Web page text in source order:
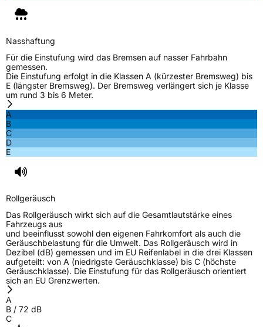
Nasshaftung
Für die Einstufung wird das Bremsen auf nasser Fahrbahn
gemessen.
Die Einstufung erfolgt in die Klassen A (kürzester Bremsweg) bis
E (längster Bremsweg). Der Bremsweg verlängert sich je Klasse
um rund 3 bis 6 Meter.
A
B
C
D
E
Rollgeräusch
Das Rollgeräusch wirkt sich auf die Gesamtlautstärke eines
Fahrzeugs aus
und beeinflusst sowohl den eigenen Fahrkomfort als auch die
Geräuschbelastung für die Umwelt. Das Rollgeräusch wird in
Dezibel (dB) gemessen und im EU Reifenlabel in die drei Klassen
aufgeteilt: von A (niedrigste Geräuschklasse) bis C (höchste
Geräuschklasse). Die Einstufung für das Rollgeräusch orientiert
sich an EU Grenzwerten.
A
B / 72 dB
C